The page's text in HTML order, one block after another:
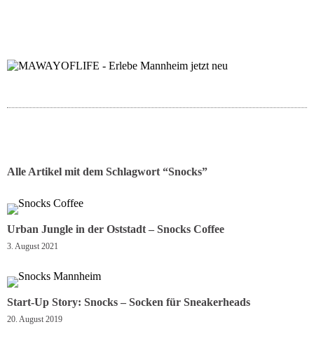
Alle Artikel mit dem Schlagwort “Snocks”
Urban Jungle in der Oststadt – Snocks Coffee
3. August 2021
Start-Up Story: Snocks – Socken für Sneakerheads
20. August 2019